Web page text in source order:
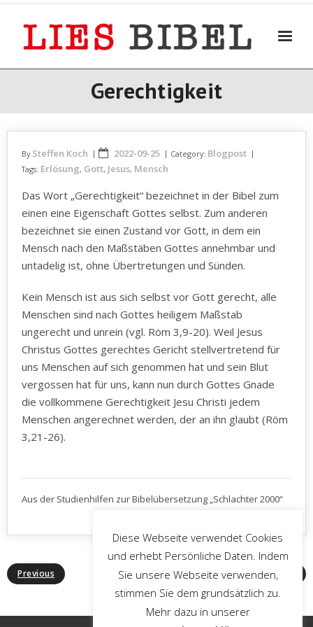
Skip
Gerechtigkeit
By Steffen Koch 2022-09-25 Category: Blogpost
Tags: Erlösung, Gott, Jesus, Mensch
Das Wort „Gerechtigkeit“ bezeichnet in der Bibel zum
einen eine Eigenschaft Gottes selbst. Zum anderen
bezeichnet sie einen Zustand vor Gott, in dem ein
Mensch nach den Maßstäben Gottes annehmbar und
untadelig ist, ohne Übertretungen und Sünden.
Kein Mensch ist aus sich selbst vor Gott gerecht, alle
Menschen sind nach Gottes heiligem Maßstab
ungerecht und unrein (vgl. Röm 3,9-20). Weil Jesus
Christus Gottes gerechtes Gericht stellvertretend für
uns Menschen auf sich genommen hat und sein Blut
vergossen hat für uns, kann nun durch Gottes Gnade
die vollkommene Gerechtigkeit Jesu Christi jedem
Menschen angerechnet werden, der an ihn glaubt (Röm
3,21-26).
Aus der Studienhilfen zur Bibelübersetzung „Schlachter 2000“
Previous Next
Diese Webseite verwendet Cookies
und erhebt Persönliche Daten. Indem
Sie unsere Webseite verwenden,
stimmen Sie dem grundsätzlich zu.
Mehr dazu in unserer